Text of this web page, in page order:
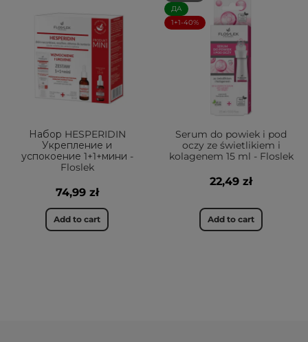
Набор HESPERIDIN
Укрепление и
успокоение 1+1+мини -
Floslek
74,99 zł
Add to cart
ДА
1+1-40%
Serum do powiek i pod
oczy ze świetlikiem i
kolagenem 15 ml - Floslek
22,49 zł
Add to cart